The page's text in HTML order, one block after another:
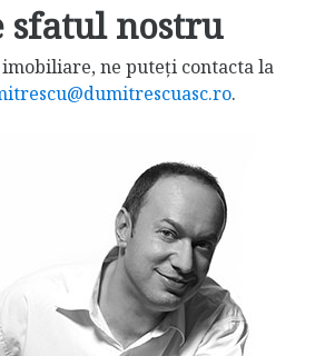
sfatul nostru
ne puteți contacta la
.